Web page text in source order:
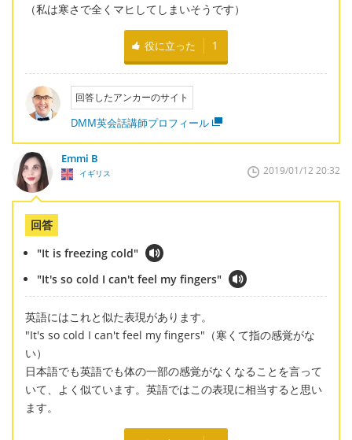
（私は寒さで全くマヒしてしまいそうです）
役に立った 1
回答したアンカーのサイト
DMM英会話講師プロフィール
Emmi B
イギリス 2019/01/12 20:32
回答
"It is freezing cold"
"It's so cold I can't feel my fingers"
英語にはこれと似た表現があります。
"It's so cold I can't feel my fingers"（寒くて指の感覚がな
い）
日本語でも英語でも体の一部の感覚がなくなることを言って
いて、よく似ています。英語ではこの表現に相当すると思い
ます。